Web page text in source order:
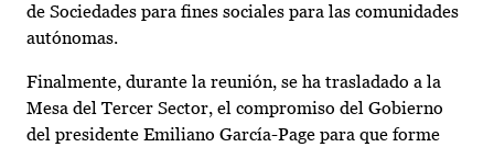
de Sociedades para fines sociales para las comunidades
autónomas.
Finalmente, durante la reunión, se ha trasladado a la
Mesa del Tercer Sector, el compromiso del Gobierno
del presidente Emiliano García-Page para que forme